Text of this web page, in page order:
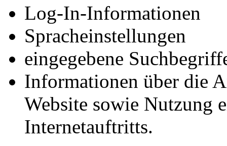
Log-In-Informationen
Spracheinstellungen
eingegebene
Informationen über die
Website sowie Nutzung
Internetauftritts.